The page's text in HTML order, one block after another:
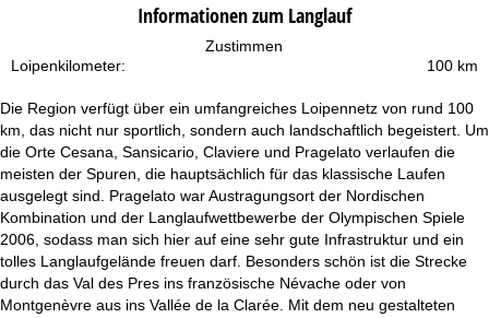
Zustimmen
t
i
t
e
Informationen zum Langlauf
100 km
Loipenkilometer:
Die Region verfügt über ein umfangreiches Loipennetz von rund 100
km, das nicht nur sportlich, sondern auch landschaftlich begeistert. Um
die Orte Cesana, Sansicario, Claviere und Pragelato verlaufen die
meisten der Spuren, die hauptsächlich für das klassische Laufen
ausgelegt sind. Pragelato war Austragungsort der Nordischen
Kombination und der Langlaufwettbewerbe der Olympischen Spiele
2006, sodass man sich hier auf eine sehr gute Infrastruktur und ein
tolles Langlaufgelände freuen darf. Besonders schön ist die Strecke
durch das Val des Pres ins französische Névache oder von
Montgenèvre aus ins Vallée de la Clarée. Mit dem neu gestalteten